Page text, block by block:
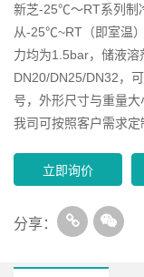
新芝-25℃～RT系列制
从-25℃~RT（即室温
力均为1.5bar，储液
DN20/DN25/DN32，
号，外形尺寸与重量
我司可按照客户需求定
立即询价
分享：